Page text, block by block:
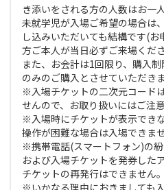
き添いをされる方の人数はお一
未就学児が入場ご希望の場合は
し込みいただいても結構です(
方ご本人が当日必ずご来場くださ
また、お会計は1回限り、購入
のみのご購入とさせていただきま
※入場チケットの二次元コード
せんので、お取り扱いにはご注
※入場時にチケットが表示でき
操作が困難な場合は入場できませ
※携帯電話(スマートフォン)の紛
および入場チケットを発券した
チケットの再発行はできません。